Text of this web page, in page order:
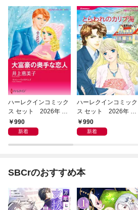
ハーレクインコミック
ス セット 2026年 vo
l.949
990
新着
ハーレクインコミック
ス セット 2026年 vo
l.945
990
新着
SBCrのおすすめ本